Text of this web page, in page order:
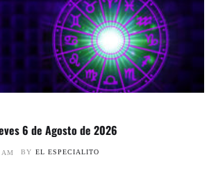
6 de Agosto de 2026
AM BY EL ESPECIALITO